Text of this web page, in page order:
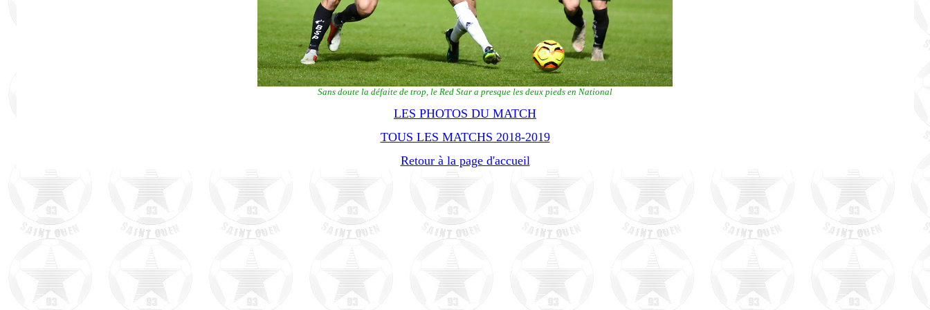
Sans doute la défaite de trop, le Red Star a presque les deux pieds en National
LES PHOTOS DU MATCH
TOUS LES MATCHS 2018-2019
Retour à la page d'accueil